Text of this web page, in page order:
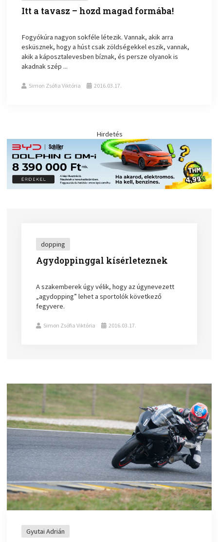
Itt a tavasz – hozd magad formába!
Fogyókúra nagyon sokféle létezik. Vannak, akik arra
esküsznek, hogy a húst csak zöldségekkel eszik, vannak,
akik a káposztalevesben bíznak, és persze olyanok is
akadnak szép ...
Simon Zsófia Viktória 2016.03.17.
Hirdetés
dopping
Agydoppinggal kísérleteznek
A szakemberek úgy vélik, hogy az úgynevezett
„agydopping” lehet a sportolók következő
fegyvere.
Simon Zsófia Viktória 2016.03.17.
Gyutai Adrián